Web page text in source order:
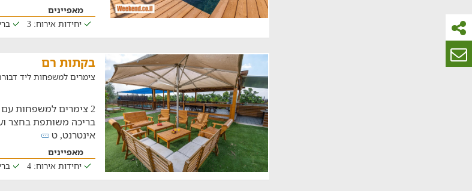
מאפיינים
יחידות אירוח: 3
בקתות רם
צימרים למשפחות ליד דבורה
בריכה משותפת בחצר
אינטרנט, ט
מאפיינים
יחידות אירוח: 4